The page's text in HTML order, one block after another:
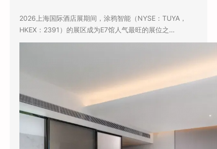
2026上海国际酒店展期间，涂鸦智能（NYSE：TUYA，
HKEX：2391）的展区成为E7馆人气最旺的展位之…